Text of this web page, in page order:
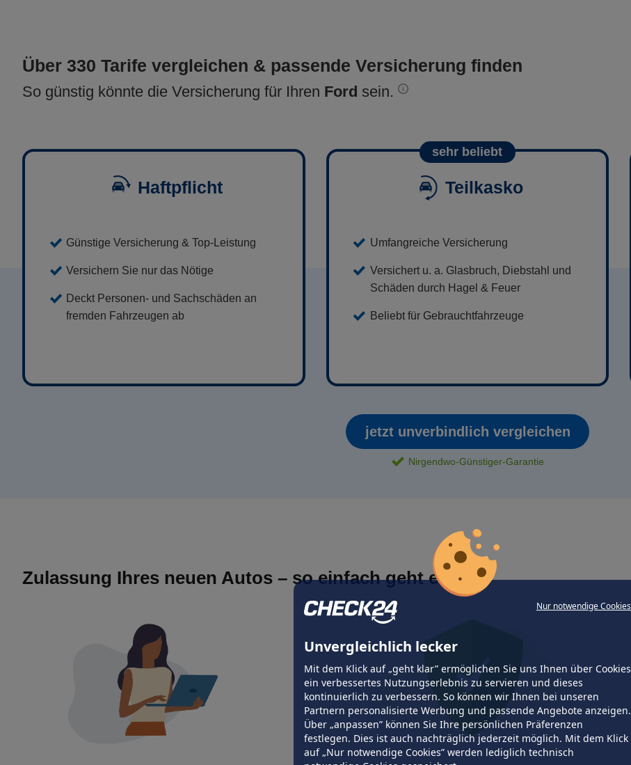
Nur notwendige Cookies
Unvergleichlich lecker
Mit dem Klick auf „geht klar” ermöglichen Sie uns Ihnen über Cookies
ein verbessertes Nutzungserlebnis zu servieren und dieses
kontinuierlich zu verbessern. So können wir Ihnen bei unseren
Partnern personalisierte Werbung und passende Angebote anzeigen.
Über „anpassen” können Sie Ihre persönlichen Präferenzen
festlegen. Dies ist auch nachträglich jederzeit möglich. Mit dem Klick
auf „Nur notwendige Cookies” werden lediglich technisch
Über 330 Tarife vergleichen & passende Versicherung finden
So günstig könnte die Versicherung für Ihren Ford sein.
Haftpflicht
Günstige Versicherung & Top-Leistung
Versichern Sie nur das Nötige
Deckt Personen- und Sachschäden an
fremden Fahrzeugen ab
sehr beliebt
Teilkasko
Umfangreiche Versicherung
Versichert u. a. Glasbruch, Diebstahl und
Schäden durch Hagel & Feuer
Beliebt für Gebrauchtfahrzeuge
jetzt unverbindlich vergleichen
Nirgendwo-Günstiger-Garantie
Zulassung Ihres neuen Autos – so einfach geht es